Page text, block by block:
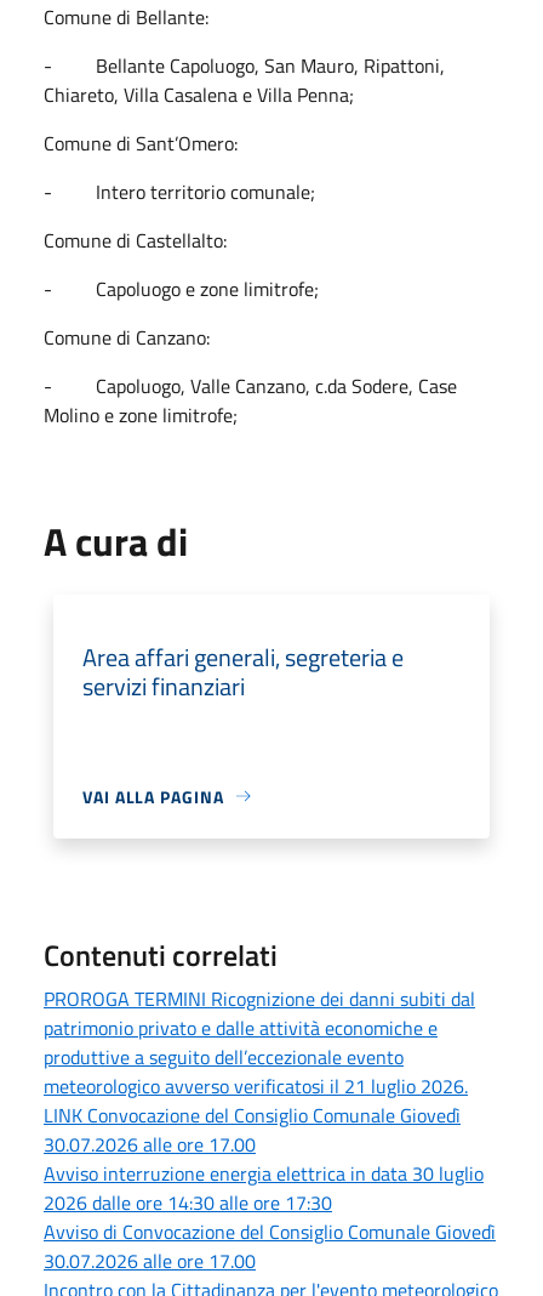
Comune di Bellante:
- Bellante Capoluogo, San Mauro, Ripattoni,
Chiareto, Villa Casalena e Villa Penna;
Comune di Sant’Omero:
- Intero territorio comunale;
Comune di Castellalto:
- Capoluogo e zone limitrofe;
Comune di Canzano:
- Capoluogo, Valle Canzano, c.da Sodere, Case
Molino e zone limitrofe;
A cura di
Area affari generali, segreteria e
servizi finanziari
VAI ALLA PAGINA
Contenuti correlati
PROROGA TERMINI Ricognizione dei danni subiti dal
patrimonio privato e dalle attività economiche e
produttive a seguito dell’eccezionale evento
meteorologico avverso verificatosi il 21 luglio 2026.
LINK Convocazione del Consiglio Comunale Giovedì
30.07.2026 alle ore 17.00
Avviso interruzione energia elettrica in data 30 luglio
2026 dalle ore 14:30 alle ore 17:30
Avviso di Convocazione del Consiglio Comunale Giovedì
30.07.2026 alle ore 17.00
Incontro con la Cittadinanza per l'evento meteorologico